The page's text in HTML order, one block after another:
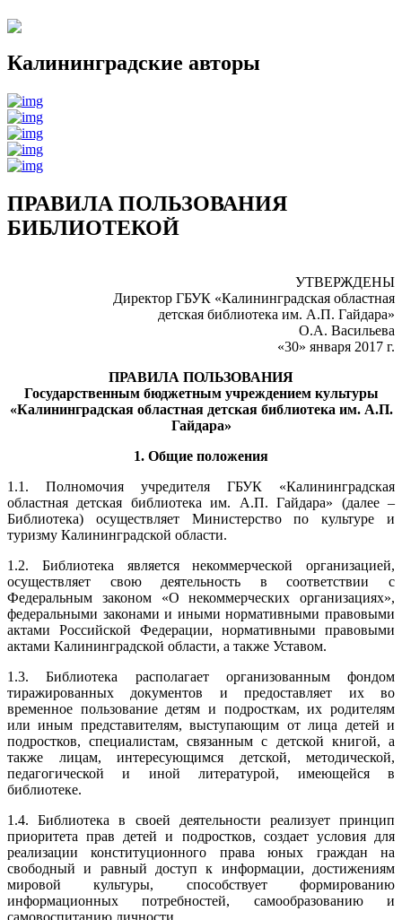
Калининградские авторы
ПРАВИЛА ПОЛЬЗОВАНИЯ
БИБЛИОТЕКОЙ
УТВЕРЖДЕНЫ
Директор ГБУК «Калининградская областная
детская библиотека им. А.П. Гайдара»
О.А. Васильева
«30» января 2017 г.
ПРАВИЛА ПОЛЬЗОВАНИЯ
Государственным бюджетным учреждением культуры
«Калининградская областная детская библиотека им. А.П.
Гайдара»
1. Общие положения
1.1. Полномочия учредителя ГБУК «Калининградская
областная детская библиотека им. А.П. Гайдара» (далее –
Библиотека) осуществляет Министерство по культуре и
туризму Калининградской области.
1.2. Библиотека является некоммерческой организацией,
осуществляет свою деятельность в соответствии с
Федеральным законом «О некоммерческих организациях»,
федеральными законами и иными нормативными правовыми
актами Российской Федерации, нормативными правовыми
актами Калининградской области, а также Уставом.
1.3. Библиотека располагает организованным фондом
тиражированных документов и предоставляет их во
временное пользование детям и подросткам, их родителям
или иным представителям, выступающим от лица детей и
подростков, специалистам, связанным с детской книгой, а
также лицам, интересующимся детской, методической,
педагогической и иной литературой, имеющейся в
библиотеке.
1.4. Библиотека в своей деятельности реализует принцип
приоритета прав детей и подростков, создает условия для
реализации конституционного права юных граждан на
свободный и равный доступ к информации, достижениям
мировой культуры, способствует формированию
информационных потребностей, самообразованию и
самовоспитанию личности.